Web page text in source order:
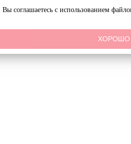
Вы соглашаетесь с использованием
ХОРОШО